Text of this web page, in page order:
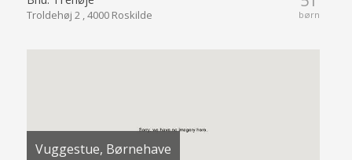
børn
Troldehøj 2 , 4000 Roskilde
Vuggestue, Børnehave